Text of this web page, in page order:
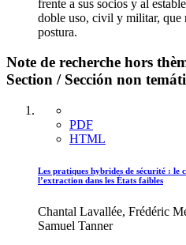
frente a sus socios y al
doble uso, civil y militar, que
postura.
Note de recherche hors
Section / Sección non
PDF
HTML
Les pratiques hybrides de sécurité : le
l’extraction dans les États faibles
Chantal Lavallée, Frédéric
Samuel Tanner